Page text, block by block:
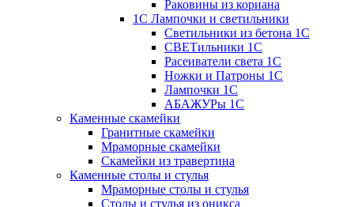
Раковины из кориана
1С Лампочки и светильники
Светильники из бетона 1С
СВЕТильники 1С
Расеиватели света 1С
Ножки и Патроны 1С
Лампочки 1С
АБАЖУРы 1С
Каменные скамейки
Гранитные скамейки
Мраморные скамейки
Скамейки из травертина
Каменные столы и стулья
Мраморные столы и стулья
Столы и стулья из оникса